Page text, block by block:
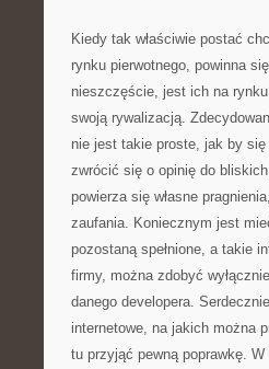
Kiedy tak właściwie postać
rynku pierwotnego, powinna
nieszczęście, jest ich na
swoją rywalizacją.
nie jest takie proste, jak by
zwrócić się o opinię do
powierza się własne
zaufania. Koniecznym jest
pozostaną spełnione, a takie
firmy, można zdobyć
danego developera.
internetowe, na jakich można
tu przyjąć pewną poprawkę.